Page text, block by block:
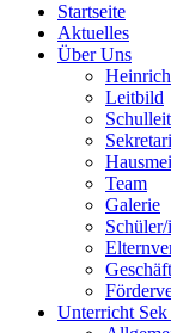
Startseite
Aktuelles
Über Uns
Leitbild
Team
Galerie
Unterricht